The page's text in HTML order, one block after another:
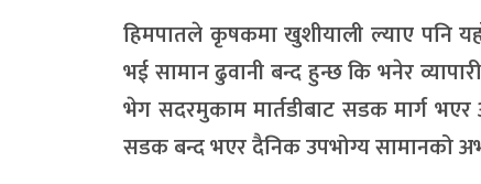
हिमपातले कृषकमा खुशीयाली ल्याए पनि
भई सामान ढुवानी बन्द हुन्छ कि भनेर
भेग सदरमुकाम मार्तडीबाट सडक मार्ग
सडक बन्द भएर दैनिक उपभोग्य सामानको